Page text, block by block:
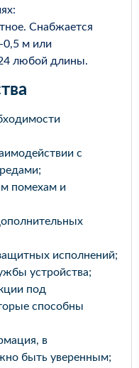
Снабжается
м или
любой длины.
с
помехам и
исполнений;
устройства;
под
способны
в
быть уверенным;